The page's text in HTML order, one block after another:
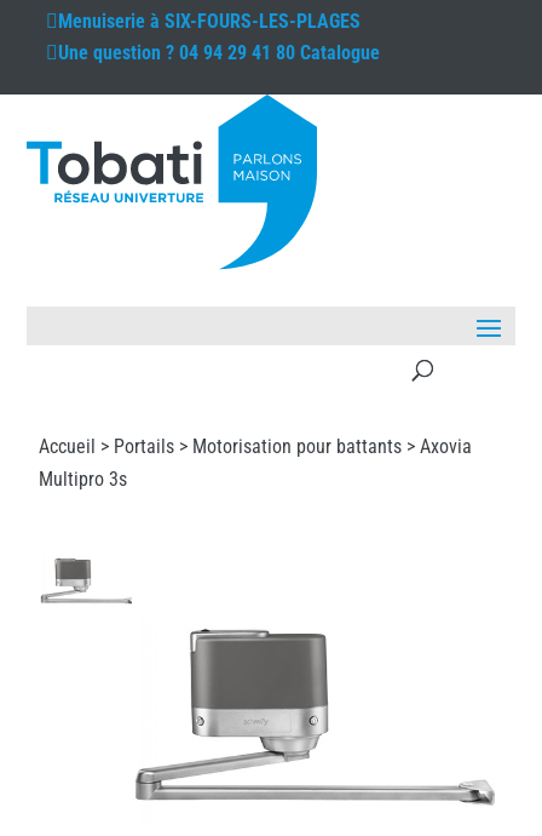
Menuiserie àSIX-FOURS-LES-PLAGES
Une question ?04 94 29 41 80 Catalogue
Accueil > Portails > Motorisation pour battants > Axovia
Multipro 3s